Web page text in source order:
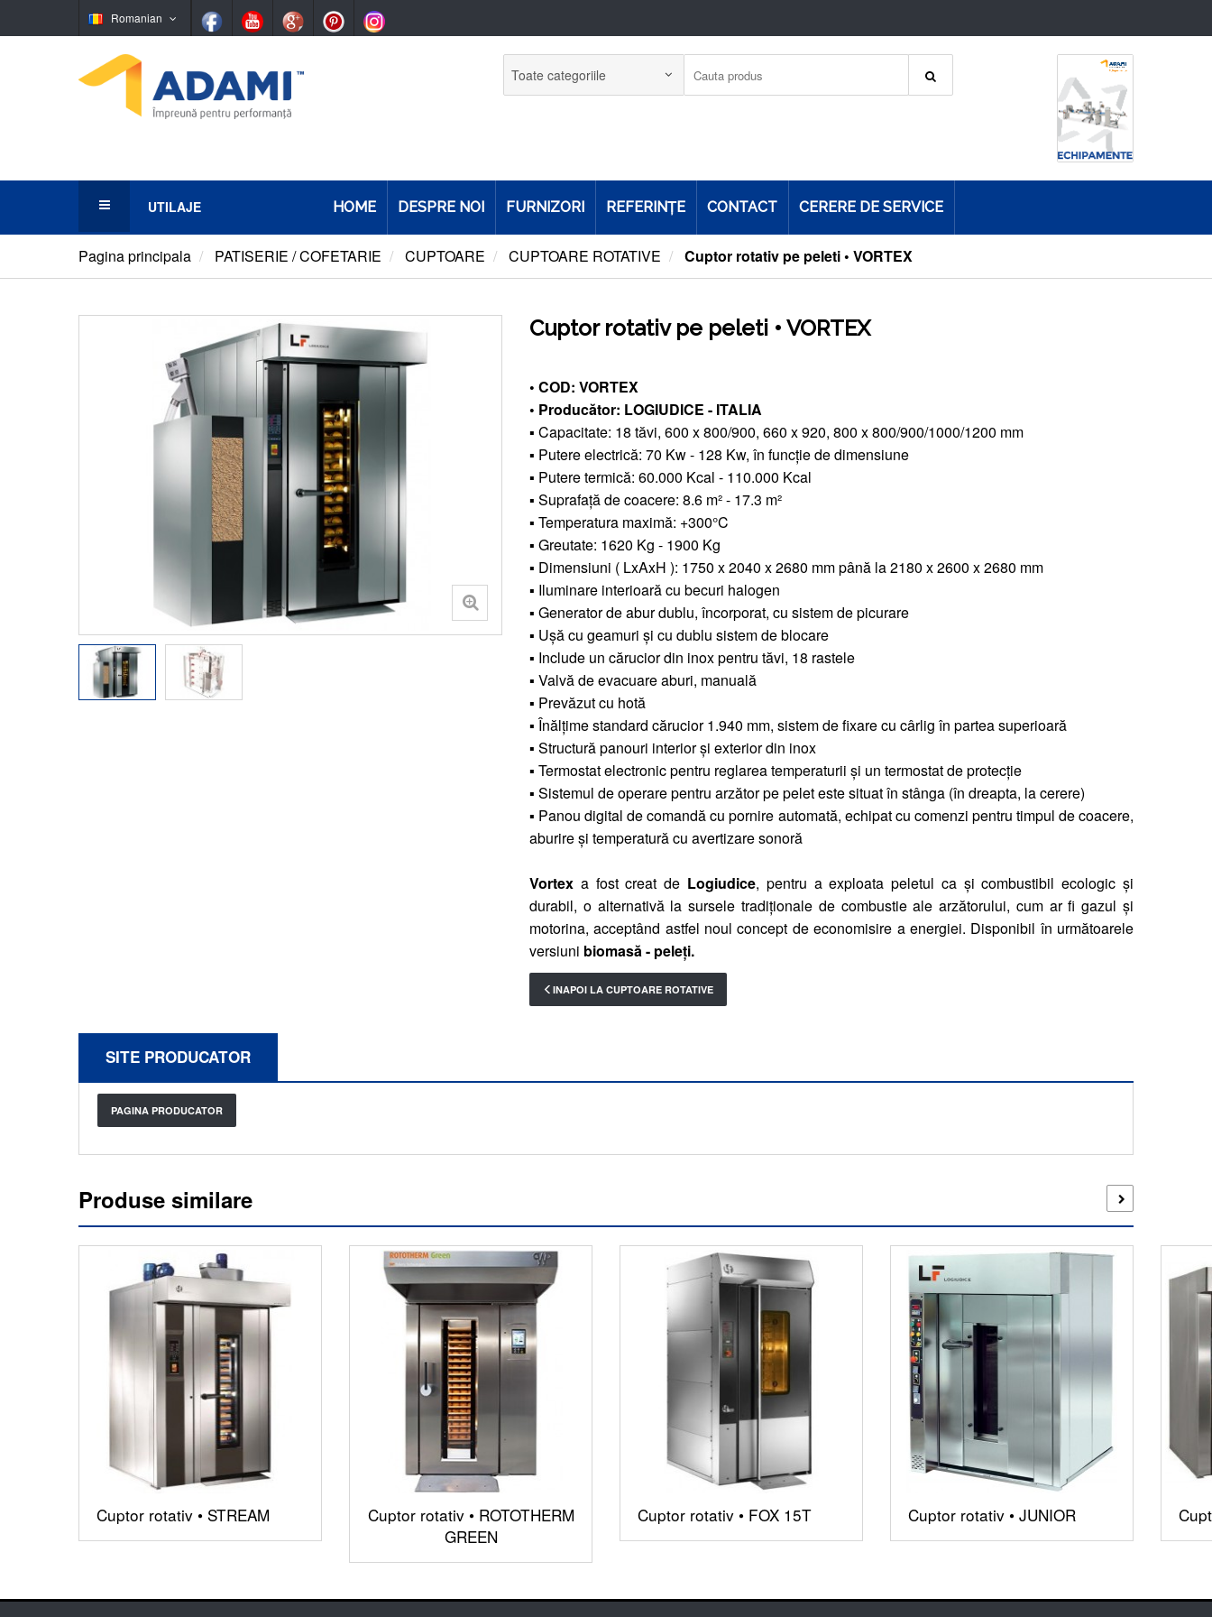
Romanian
UTILAJE
Panificaţie
Ciocolaterie
Paste fainoase
Utilaje stoc
Accesorii si Ustensile Patiser.ro
HOME DESPRE NOI FURNIZORI REFERINŢE CONTACT CERERE DE SERVICE
Pagina principala PATISERIE / COFETARIE CUPTOARE CUPTOARE ROTATIVE Cuptor rotativ pe peleti • VORTEX
Cuptor rotativ pe peleti • VORTEX
• COD: VORTEX
• Producător: LOGIUDICE - ITALIA
▪ Capacitate: 18 tăvi, 600 x 800/900, 660 x 920, 800 x 800/900/1000/1200 mm
▪ Putere electrică: 70 Kw - 128 Kw, în funcție de dimensiune
▪ Putere termică: 60.000 Kcal - 110.000 Kcal
▪ Suprafață de coacere: 8.6 m² - 17.3 m²
▪ Temperatura maximă: +300°C
▪ Greutate: 1620 Kg - 1900 Kg
▪ Dimensiuni ( LxAxH ): 1750 x 2040 x 2680 mm până la 2180 x 2600 x 2680 mm
▪ Iluminare interioară cu becuri halogen
▪ Generator de abur dublu, încorporat, cu sistem de picurare
▪ Ușă cu geamuri și cu dublu sistem de blocare
▪ Include un cărucior din inox pentru tăvi, 18 rastele
▪ Valvă de evacuare aburi, manuală
▪ Prevăzut cu hotă
▪ Înălțime standard cărucior 1.940 mm, sistem de fixare cu cârlig în partea superioară
▪ Structură panouri interior și exterior din inox
▪ Termostat electronic pentru reglarea temperaturii și un termostat de protecție
▪ Sistemul de operare pentru arzător pe pelet este situat în stânga (în dreapta, la cerere)
▪ Panou digital de comandă cu pornire automată, echipat cu comenzi pentru timpul de coacere,
aburire și temperatură cu avertizare sonoră
Vortex a fost creat de Logiudice, pentru a exploata peletul ca și combustibil ecologic și
durabil, o alternativă la sursele tradiționale de combustie ale arzătorului, cum ar fi gazul și
motorina, acceptând astfel noul concept de economisire a energiei. Disponibil în următoarele
versiuni biomasă - peleți.
INAPOI LA CUPTOARE ROTATIVE
SITE PRODUCATOR
PAGINA PRODUCATOR
Produse similare
Cuptor rotativ • STREAM
Cuptor rotativ • ROTOTHERM
GREEN
Cuptor rotativ • FOX 15T Cuptor rotativ • JUNIOR